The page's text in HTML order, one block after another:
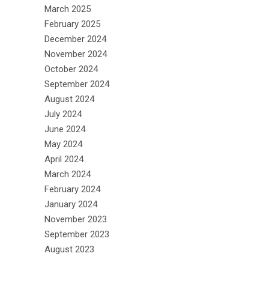
March 2025
February 2025
December 2024
November 2024
October 2024
September 2024
August 2024
July 2024
June 2024
May 2024
April 2024
March 2024
February 2024
January 2024
November 2023
September 2023
August 2023